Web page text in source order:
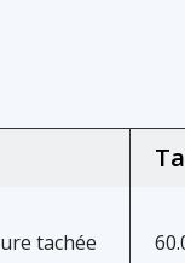
tachée